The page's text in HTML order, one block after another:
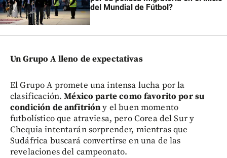
del Mundial de Fútbol?
Un Grupo A lleno de expectativas
El Grupo A promete una intensa lucha por la
clasificación.México parte como favorito por su
condición de anfitrióny el buen momento
futbolístico que atraviesa, pero Corea del Sur y
Chequia intentarán sorprender, mientras que
Sudáfrica buscará convertirse en una de las
revelaciones del campeonato.